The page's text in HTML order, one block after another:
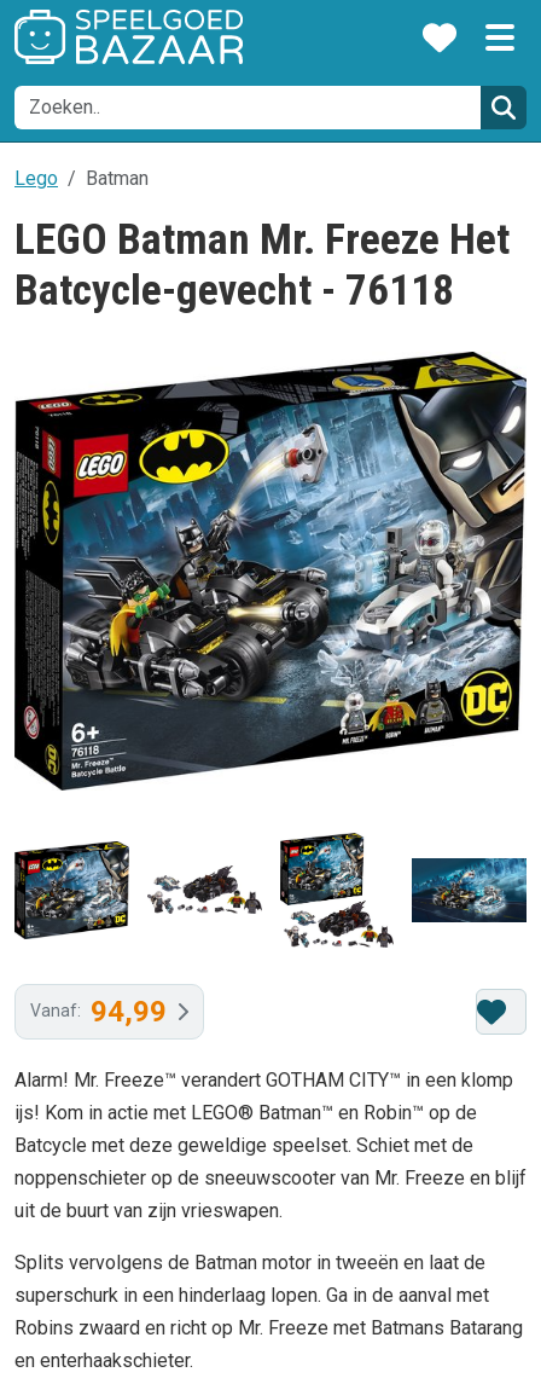
Lego Batman
LEGO Batman Mr. Freeze Het
Batcycle-gevecht - 76118
Vanaf: 94,99
Alarm! Mr. Freeze™ verandert GOTHAM CITY™ in een klomp
ijs! Kom in actie met LEGO® Batman™ en Robin™ op de
Batcycle met deze geweldige speelset. Schiet met de
noppenschieter op de sneeuwscooter van Mr. Freeze en blijf
uit de buurt van zijn vrieswapen.
Splits vervolgens de Batman motor in tweeën en laat de
superschurk in een hinderlaag lopen. Ga in de aanval met
Robins zwaard en richt op Mr. Freeze met Batmans Batarang
en enterhaakschieter.